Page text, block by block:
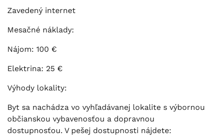
Zavedený internet
Mesačné náklady:
Nájom: 100 €
Elektrina: 25 €
Výhody lokality:
Byt sa nachádza vo vyhľadávanej lokalite s výbornou
občianskou vybavenosťou a dopravnou
dostupnosťou. V pešej dostupnosti nájdete: